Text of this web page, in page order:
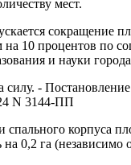
мест.
сокращение
на 10 процентов по
и науки
силу. -
N 3144-ПП
корпуса
на 0,2 га (независимо